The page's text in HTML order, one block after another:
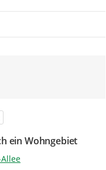
ein Wohngebiet